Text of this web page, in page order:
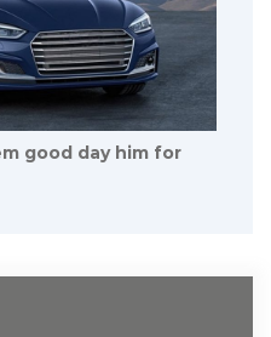
good day him for